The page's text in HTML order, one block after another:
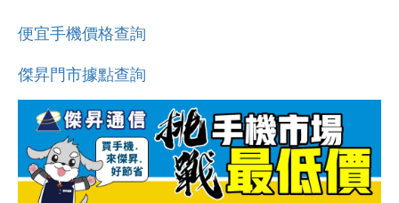
便宜手機價格查詢
傑昇門市據點查詢